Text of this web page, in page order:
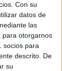
Con su
datos de
las
para otorgarnos
socios para
descrito. De
su